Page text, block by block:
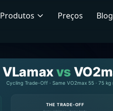
Produtos Preços Blog